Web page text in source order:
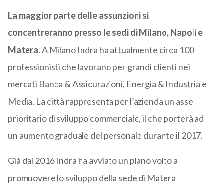
La maggior parte delle assunzioni si
concentreranno presso le sedi di Milano, Napoli e
Matera.A Milano Indra ha attualmente circa 100
professionisti che lavorano per grandi clienti nei
mercati Banca & Assicurazioni, Energia & Industria e
Media. La città rappresenta per l’azienda un asse
prioritario di sviluppo commerciale, il che porterà ad
un aumento graduale del personale durante il 2017.
Già dal 2016 Indra ha avviato un piano volto a
promuovere lo sviluppo della sede di Matera